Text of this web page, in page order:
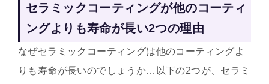
セラミックコーティングが他のコーティ
ングよりも寿命が長い2つの理由
なぜセラミックコーティングは他のコーティングよ
りも寿命が長いのでしょうか…以下の2つが、セラミ